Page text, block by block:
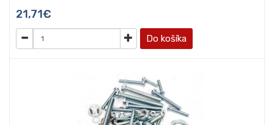
21,71€
Do košíka